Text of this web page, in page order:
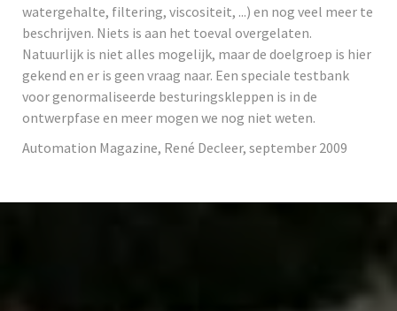
watergehalte, filtering, viscositeit, ...) en nog veel meer te
beschrijven. Niets is aan het toeval overgelaten.
Natuurlijk is niet alles mogelijk, maar de doelgroep is hier
gekend en er is geen vraag naar. Een speciale testbank
voor genormaliseerde besturingskleppen is in de
ontwerpfase en meer mogen we nog niet weten.
Automation Magazine, René Decleer, september 2009